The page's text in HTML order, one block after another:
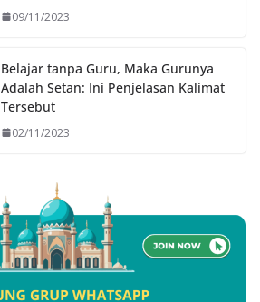
09/11/2023
Belajar tanpa Guru, Maka Gurunya
Adalah Setan: Ini Penjelasan Kalimat
Tersebut
02/11/2023